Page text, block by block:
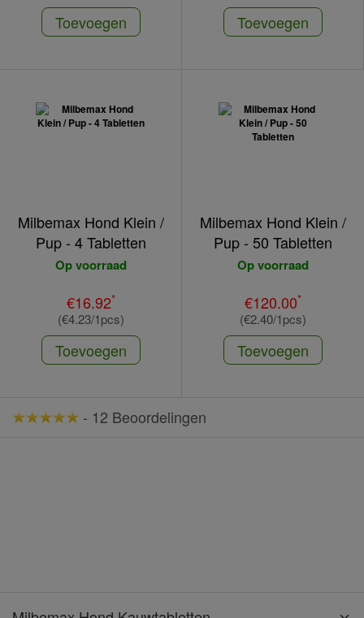
Toevoegen Toevoegen
Milbemax Hond Klein /
Pup - 4 Tabletten
Op voorraad
€16.92*
(€4.23/1pcs)
Toevoegen
Milbemax Hond Klein /
Pup - 50 Tabletten
Op voorraad
€120.00*
(€2.40/1pcs)
Toevoegen
- 12 Beoordelingen